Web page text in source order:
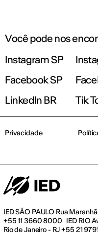
Você pode nos
Instagram SP
Facebook SP
LinkedIn BR
Tik
IED SÃO PAULO Rua
+55 11 3660 8000 IED RIO
Rio de Janeiro - RJ +55 21
Privacidade